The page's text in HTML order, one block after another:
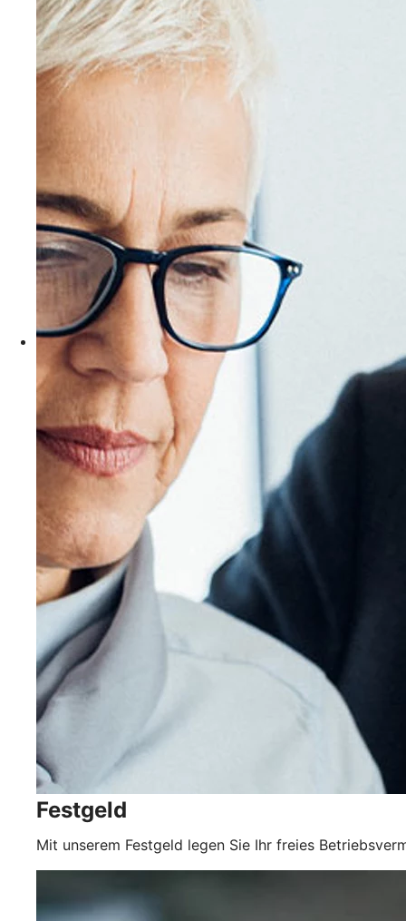
Festgeld
Mit unserem Festgeld legen Sie Ihr freies